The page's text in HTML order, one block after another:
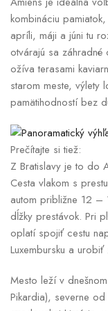
kombináciu
apríli, máji a júni tu
otvárajú sa záhradné
ožíva terasami
starom meste, výlety
pamätihodností bez
Prečítajte si tiež:
Z Bratislavy je to do
Cesta vlakom s
autom približne 12 –
dĺžky prestávok. Pri
oplatí spojiť cestu
Luxembursku a
Mesto leží v
Pikardia), severne